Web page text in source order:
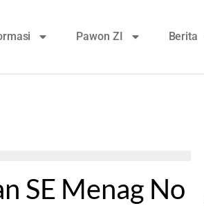
Pawon ZI Berita
SE Menag No